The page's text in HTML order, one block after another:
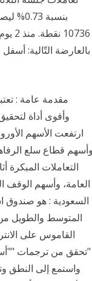
مقدمة عامة :
وأقوى أداة
التعاملات المبكرة
العامة، وأسهم
السعودية : هو صندوق
المتوسط والطويل
"تحقق من ترجمات
واستمع إلى النطق